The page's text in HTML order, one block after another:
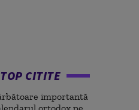
TOP CITITE